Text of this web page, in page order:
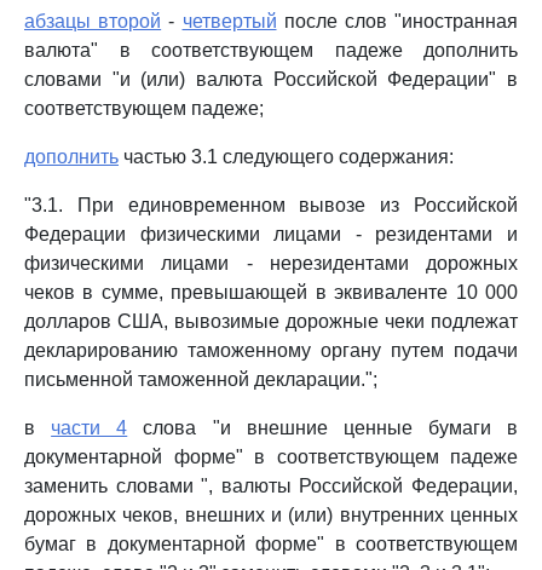
абзацы второй - четвертый после слов "иностранная
валюта" в соответствующем падеже дополнить
словами "и (или) валюта Российской Федерации" в
соответствующем падеже;
дополнить частью 3.1 следующего содержания:
"3.1. При единовременном вывозе из Российской
Федерации физическими лицами - резидентами и
физическими лицами - нерезидентами дорожных
чеков в сумме, превышающей в эквиваленте 10 000
долларов США, вывозимые дорожные чеки подлежат
декларированию таможенному органу путем подачи
письменной таможенной декларации.";
в части 4 слова "и внешние ценные бумаги в
документарной форме" в соответствующем падеже
заменить словами ", валюты Российской Федерации,
дорожных чеков, внешних и (или) внутренних ценных
бумаг в документарной форме" в соответствующем